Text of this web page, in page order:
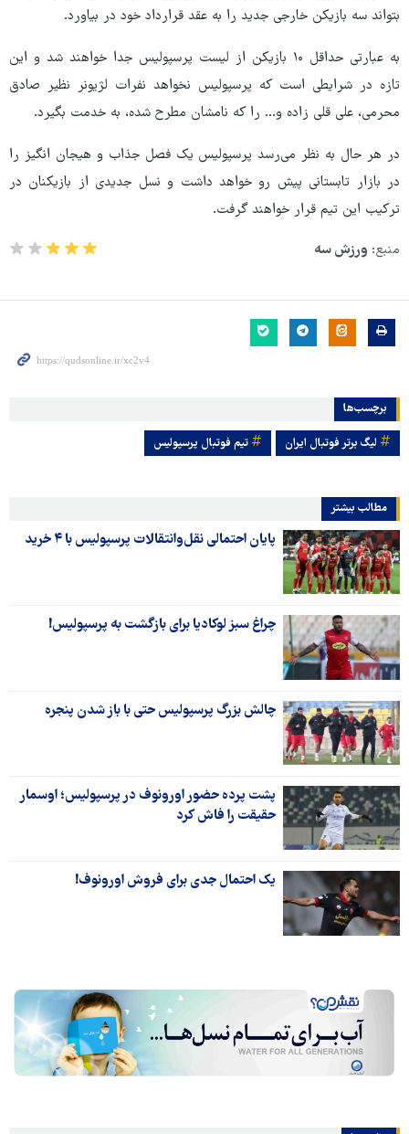
بتواند سه بازیکن خارجی جدید را به عقد قرارداد خود در بیاورد.
به عبارتی حداقل ۱۰ بازیکن از لیست پرسپولیس جدا خواهند شد و این
تازه در شرایطی است که پرسپولیس نخواهد نفرات لژیونر نظیر صادق
محرمی، علی قلی زاده و... را که نامشان مطرح شده، به خدمت بگیرد.
در هر حال به نظر می‌رسد پرسپولیس یک فصل جذاب و هیجان انگیز را
در بازار تابستانی پیش رو خواهد داشت و نسل جدیدی از بازیکنان در
ترکیب این تیم قرار خواهند گرفت.
منبع: ورزش سه
برچسب‌ها
لیگ برتر فوتبال ایران تیم فوتبال پرسپولیس
مطالب بیشتر
پایان احتمالی نقل‌وانتقالات‌ پرسپولیس با ۴ خرید
چراغ سبز لوکادیا برای بازگشت به پرسپولیس!
چالش بزرگ پرسپولیس حتی با باز شدن پنجره
پشت پرده حضور اورونوف در پرسپولیس؛ اوسمار
حقیقت را فاش کرد
یک احتمال جدی برای فروش اورونوف!